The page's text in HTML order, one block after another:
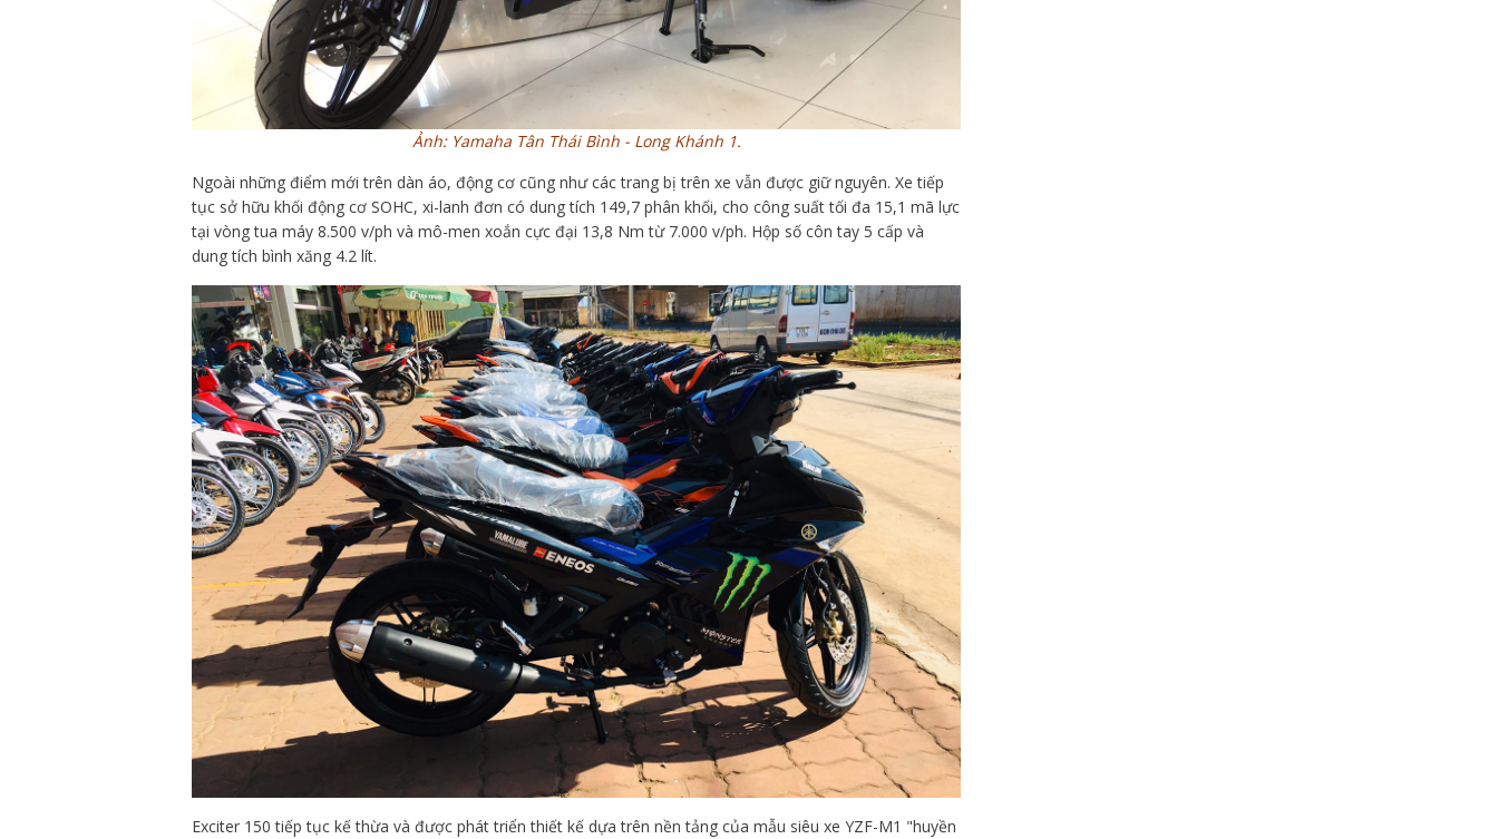
Ảnh: Yamaha Tân Thái Bình - Long Khánh 1.
Ngoài những điểm mới trên dàn áo, động cơ cũng như các trang bị trên xe vẫn được giữ nguyên. Xe tiếp
tục sở hữu khối động cơ SOHC, xi-lanh đơn có dung tích 149,7 phân khối, cho công suất tối đa 15,1 mã lực
tại vòng tua máy 8.500 v/ph và mô-men xoắn cực đại 13,8 Nm từ 7.000 v/ph. Hộp số côn tay 5 cấp và
dung tích bình xăng 4.2 lít.
Exciter 150 tiếp tục kế thừa và được phát triển thiết kế dựa trên nền tảng của mẫu siêu xe YZF-M1 "huyền